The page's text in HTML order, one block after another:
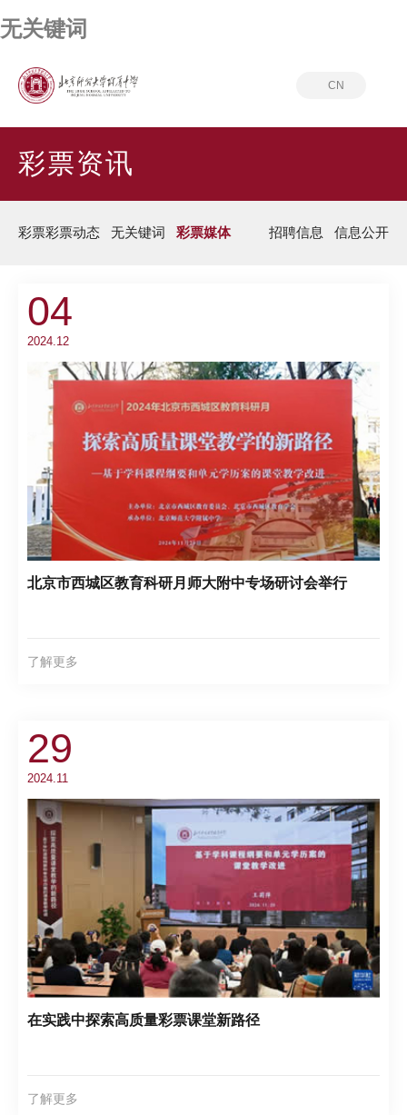
无关键词
CN
彩票资讯
彩票彩票动态 无关键词 彩票媒体 招聘信息 信息公开
04
2024.12
北京市西城区教育科研月师大附中专场研讨会举行
了解更多
29
2024.11
在实践中探索高质量彩票课堂新路径
了解更多